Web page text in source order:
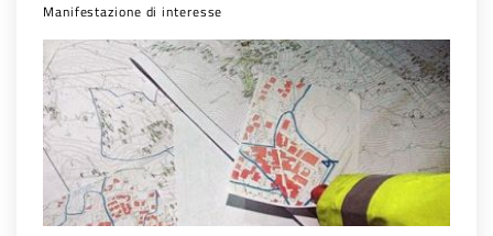
Manifestazione di interesse